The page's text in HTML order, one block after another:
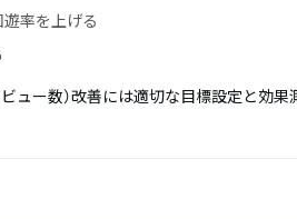
率を上げる
ュー数）改善には適切な目標設定と効果